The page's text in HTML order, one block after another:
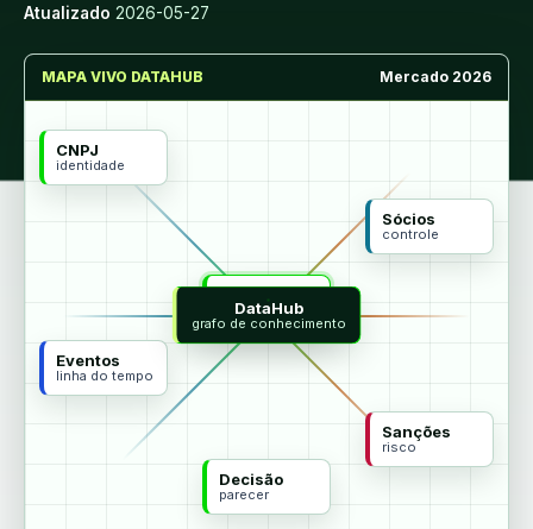
Atualizado 2026-05-27
MAPA VIVO DATAHUB Mercado 2026
CNPJ
identidade
Sócios
controle
Eventos
linha do tempo
Sanções
risco
agentes
Decisão
parecer
DataHub
grafo de conhecimento